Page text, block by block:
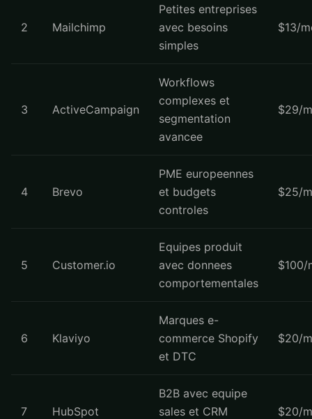
2 Mailchimp
Petites entreprises
avec besoins
simples
$13/
3 ActiveCampaign
Workflows
complexes et
segmentation
avancee
$29/
4 Brevo
PME europeennes
et budgets
controles
$25/
5 Customer.io
Equipes produit
avec donnees
comportementales
$100/
6 Klaviyo
Marques e-
commerce Shopify
et DTC
$20/
7 HubSpot
B2B avec equipe
sales et CRM
$20/